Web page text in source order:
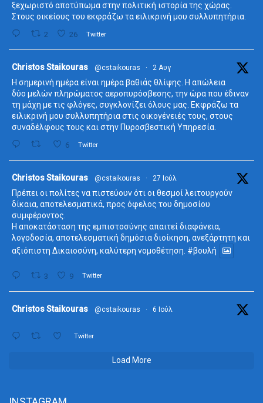
ξεχωριστό αποτύπωμα στην πολιτική ιστορία της χώρας.
Στους οικείους του εκφράζω τα ειλικρινή μου συλλυπητήρια.
2 26 Twitter
Christos Staikouras @cstaikouras · 2 Αυγ
Η σημερινή ημέρα είναι ημέρα βαθιάς θλίψης. Η απώλεια
δύο μελών πληρώματος αεροπυρόσβεσης, την ώρα που έδιναν
τη μάχη με τις φλόγες, συγκλονίζει όλους μας. Εκφράζω τα
ειλικρινή μου συλλυπητήρια στις οικογένειές τους, στους
συναδέλφους τους και στην Πυροσβεστική Υπηρεσία.
6 Twitter
Christos Staikouras @cstaikouras · 27 Ιούλ
Πρέπει οι πολίτες να πιστεύουν ότι οι θεσμοί λειτουργούν
δίκαια, αποτελεσματικά, προς όφελος του δημοσίου
συμφέροντος.
Η αποκατάσταση της εμπιστοσύνης απαιτεί διαφάνεια,
λογοδοσία, αποτελεσματική δημόσια διοίκηση, ανεξάρτητη και
αξιόπιστη Δικαιοσύνη, καλύτερη νομοθέτηση. #βουλή
3 9 Twitter
Christos Staikouras @cstaikouras · 6 Ιούλ
Twitter
Load More